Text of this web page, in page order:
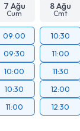
7 Ağu
Cum
8 Ağu
Cmt
09:00
09:30
10:00
10:30
11:00
10:30
11:00
11:30
12:00
12:30